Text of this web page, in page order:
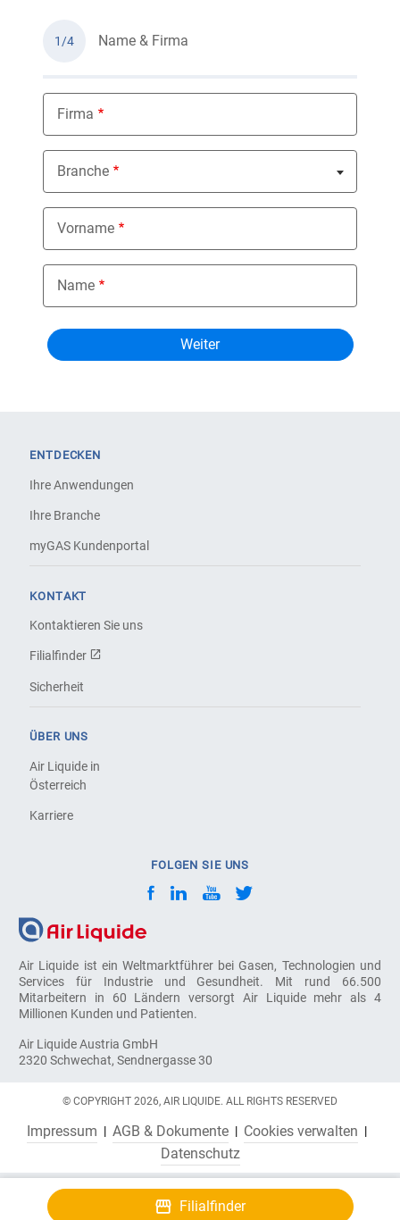
Filialfinder
1/4 Name & Firma
Firma
Branche
Nothing selected
Vorname
Name
Air Liquide ist ein Weltmarktführer bei Gasen, Technologien und
Services für Industrie und Gesundheit. Mit rund 66.500
Mitarbeitern in 60 Ländern versorgt Air Liquide mehr als 4
Millionen Kunden und Patienten.
Air Liquide Austria GmbH
2320 Schwechat, Sendnergasse 30
ENTDECKEN
Ihre Anwendungen
Ihre Branche
myGAS Kundenportal
KONTAKT
Kontaktieren Sie uns
Filialfinder
Sicherheit
ÜBER UNS
Air Liquide in
Österreich
Karriere
FOLGEN SIE UNS
© COPYRIGHT 2026, AIR LIQUIDE. ALL RIGHTS RESERVED
Impressum AGB & Dokumente
Cookies verwalten
Datenschutz